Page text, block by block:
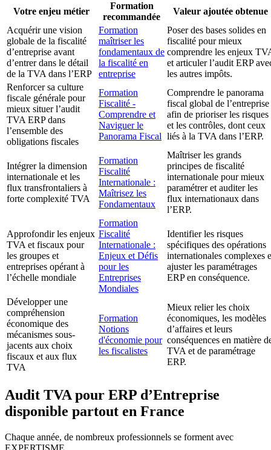
Votre enjeu métier
Formation
recommandée
Valeur ajoutée obtenue
Acquérir une vision
globale de la fiscalité
d’entreprise avant
d’entrer dans le détail
de la TVA dans l’ERP
Formation
maîtriser les
fondamentaux de
la fiscalité en
entreprise
Poser des bases solides en
fiscalité pour mieux
comprendre les enjeux
et articuler l’audit ERP
les autres impôts.
Renforcer sa culture
fiscale générale pour
mieux situer l’audit
TVA ERP dans
l’ensemble des
obligations fiscales
Formation
Fiscalité -
Comprendre et
Naviguer le
Panorama Fiscal
Comprendre le panorama
fiscal global de l’entreprise
afin de prioriser les risques
et les contrôles, dont ceux
liés à la TVA dans l’ERP.
Intégrer la dimension
internationale et les
flux transfrontaliers à
forte complexité TVA
Formation
Fiscalité
Internationale :
Maîtrisez les
Fondamentaux
Maîtriser les grands
principes de fiscalité
internationale pour mieux
paramétrer et auditer les
flux internationaux dans
l’ERP.
Approfondir les enjeux
TVA et fiscaux pour
les groupes et
entreprises opérant à
l’échelle mondiale
Formation
Fiscalité
Internationale :
Enjeux et Défis
pour les
Entreprises
Mondiales
Identifier les risques
spécifiques des opérations
internationales complexes
ajuster les paramétrages
ERP en conséquence.
Développer une
compréhension
économique des
mécanismes sous-
jacents aux choix
fiscaux et aux flux
TVA
Formation
Notions
d'économie pour
les fiscalistes
Mieux relier les choix
économiques, les modèles
d’affaires et leurs
conséquences en matière
TVA et de paramétrage
ERP.
Audit TVA pour ERP d’Entreprise
disponible partout en France
Chaque année, de nombreux professionnels se forment avec